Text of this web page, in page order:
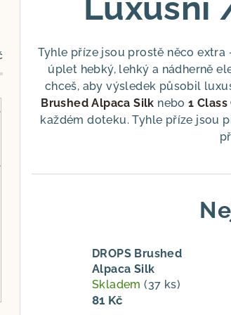
Tyhle příze jsou prostě něco extra
úplet hebký, lehký a nádherně
chceš, aby výsledek působil
Brushed Alpaca Silk nebo1
každém doteku. Tyhle příze jsou
DROPS Brushed
Alpaca Silk
Skladem(37 ks)
81 Kč